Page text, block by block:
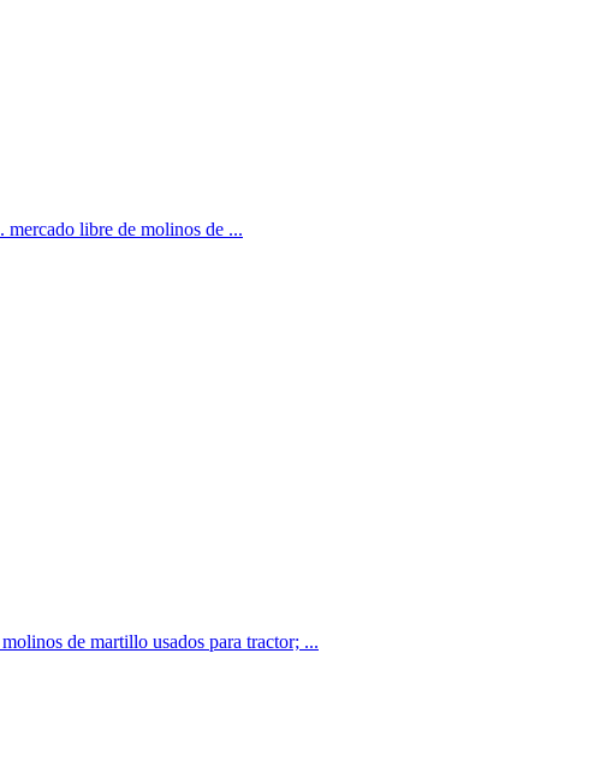
mercado libre de molinos de ...
de martillo usados para tractor; ...